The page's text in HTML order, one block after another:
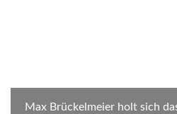
Max Brückelmeier holt sich